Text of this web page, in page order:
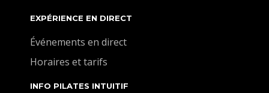
EXPÉRIENCE EN DIRECT
Événements en direct
Horaires et tarifs
INFO PILATES INTUITIF